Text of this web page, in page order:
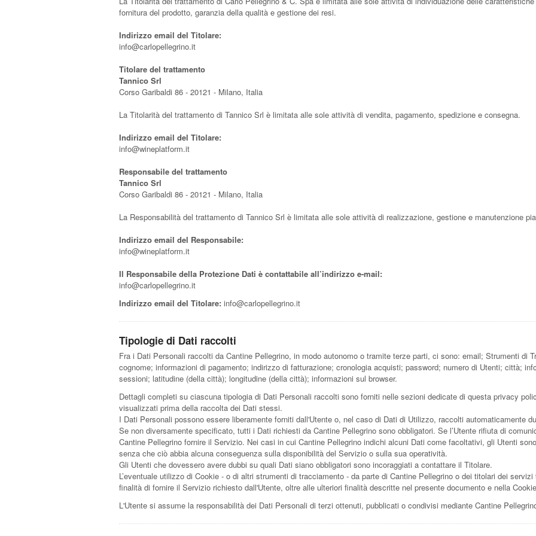
fornitura del prodotto, garanzia della qualità e gestione dei resi.
Indirizzo email del Titolare:
info@carlopellegrino.it
Titolare del trattamento
Tannico Srl
Corso Garibaldi 86 - 20121 - Milano, Italia
La Titolarità del trattamento di Tannico Srl è limitata alle sole attività di vendita, pagamento, spedizione e consegna.
Indirizzo email del Titolare:
info@wineplatform.it
Responsabile del trattamento
Tannico Srl
Corso Garibaldi 86 - 20121 - Milano, Italia
La Responsabilità del trattamento di Tannico Srl è limitata alle sole attività di realizzazione, gestione e manutenzione
Indirizzo email del Responsabile:
info@wineplatform.it
Il Responsabile della Protezione Dati è contattabile all’indirizzo e-mail:
info@carlopellegrino.it
Indirizzo email del Titolare: info@carlopellegrino.it
Tipologie di Dati raccolti
Fra i Dati Personali raccolti da Cantine Pellegrino, in modo autonomo o tramite terze parti, ci sono: email; Strumenti di
cognome; informazioni di pagamento; indirizzo di fatturazione; cronologia acquisti; password; numero di Utenti; città;
sessioni; latitudine (della città); longitudine (della città); informazioni sul browser.
Dettagli completi su ciascuna tipologia di Dati Personali raccolti sono forniti nelle sezioni dedicate di questa privacy
visualizzati prima della raccolta dei Dati stessi.
I Dati Personali possono essere liberamente forniti dall'Utente o, nel caso di Dati di Utilizzo, raccolti automaticamente
Se non diversamente specificato, tutti i Dati richiesti da Cantine Pellegrino sono obbligatori. Se l’Utente rifiuta di
Cantine Pellegrino fornire il Servizio. Nei casi in cui Cantine Pellegrino indichi alcuni Dati come facoltativi, gli Utenti
senza che ciò abbia alcuna conseguenza sulla disponibilità del Servizio o sulla sua operatività.
Gli Utenti che dovessero avere dubbi su quali Dati siano obbligatori sono incoraggiati a contattare il Titolare.
L’eventuale utilizzo di Cookie - o di altri strumenti di tracciamento - da parte di Cantine Pellegrino o dei titolari dei
finalità di fornire il Servizio richiesto dall'Utente, oltre alle ulteriori finalità descritte nel presente documento e nella
L'Utente si assume la responsabilità dei Dati Personali di terzi ottenuti, pubblicati o condivisi mediante Cantine